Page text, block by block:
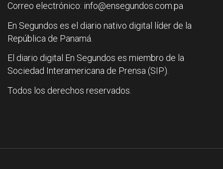
Correo electrónico: info@ensegundos.com.pa
En Segundos es el diario nativo digital líder de la
República de Panamá.
El diario digital En Segundos es miembro de la
Sociedad Interamericana de Prensa (SIP).
Todos los derechos reservados.